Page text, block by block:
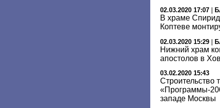
02.03.2020 17:07
В храме
Коптеве
02.03.2020 15:29 |
Нижний храм
апостолов в
03.02.2020 15:43
Строительство
«Программы-
западе Москвы